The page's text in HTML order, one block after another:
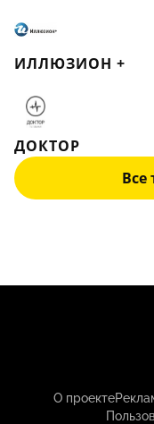
ИЛЛЮЗИОН +
ДОКТОР
Все
О проекте